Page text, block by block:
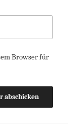
Browser für